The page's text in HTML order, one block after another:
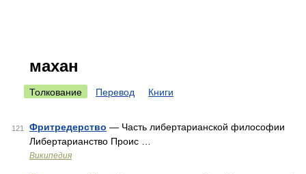
махан
Толкование Перевод Книги
121 Фритредерство — Часть либертарианской философии
Либертарианство Проис …
Википедия